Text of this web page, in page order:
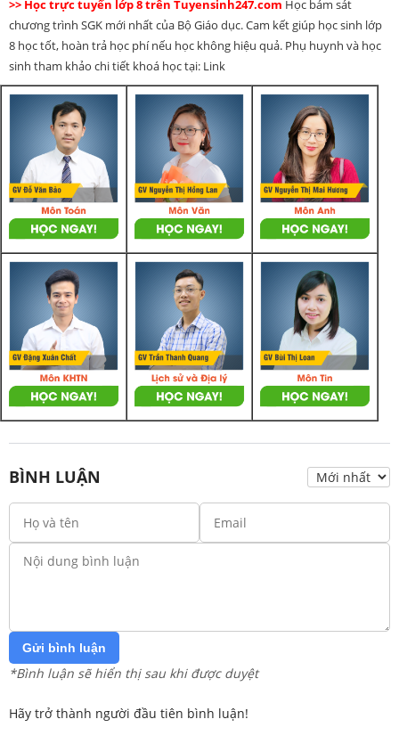
>> Học trực tuyến lớp 8 trên Tuyensinh247.com Học bám sát
chương trình SGK mới nhất của Bộ Giáo dục. Cam kết giúp học sinh lớp
8 học tốt, hoàn trả học phí nếu học không hiệu quả. Phụ huynh và học
sinh tham khảo chi tiết khoá học tại: Link
BÌNH LUẬN
Gửi bình luận
*Bình luận sẽ hiển thị sau khi được duyệt
Hãy trở thành người đầu tiên bình luận!